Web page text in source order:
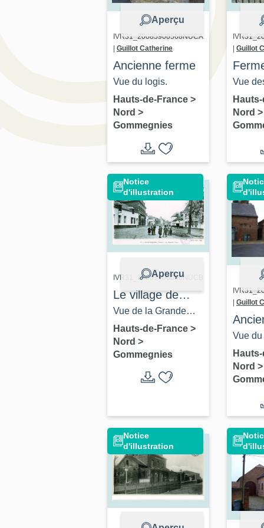
Aperçu
IVR31_20085900568NUCA
Guillot Catherine
Ancienne ferme
Vue du logis.
Hauts-de-France >
Nord >
Gommegnies
Guillot
Vue
Nord >
Notice
d'illustration
Aperçu
IVR31_20085900096NUCB
Le village de
Gommegnies
Vue de la Grande
Place.
Hauts-de-France >
Nord >
Gommegnies
Guillot
Vue
partie
Nord >
Notice
d'illustration